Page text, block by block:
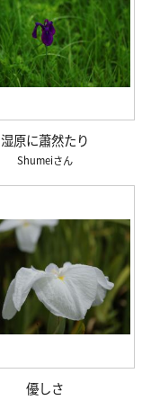
湿原に蕭然たり
Shumei
優しさ